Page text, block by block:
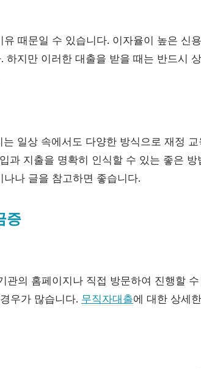
때문일 수 있습니다. 이자율이 높은 신
하지만 이러한 대출을 받을 때는 반드시
일상 속에서도 다양한 방식으로 재정
과 지출을 명확히 인식할 수 있는 좋은
나 글을 참고하면 좋습니다.
증
관의 홈페이지나 직접 방문하여 진행할
우가 많습니다. 무직자대출에 대한 상세